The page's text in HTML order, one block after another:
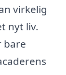
virkelig
nyt liv.
bare